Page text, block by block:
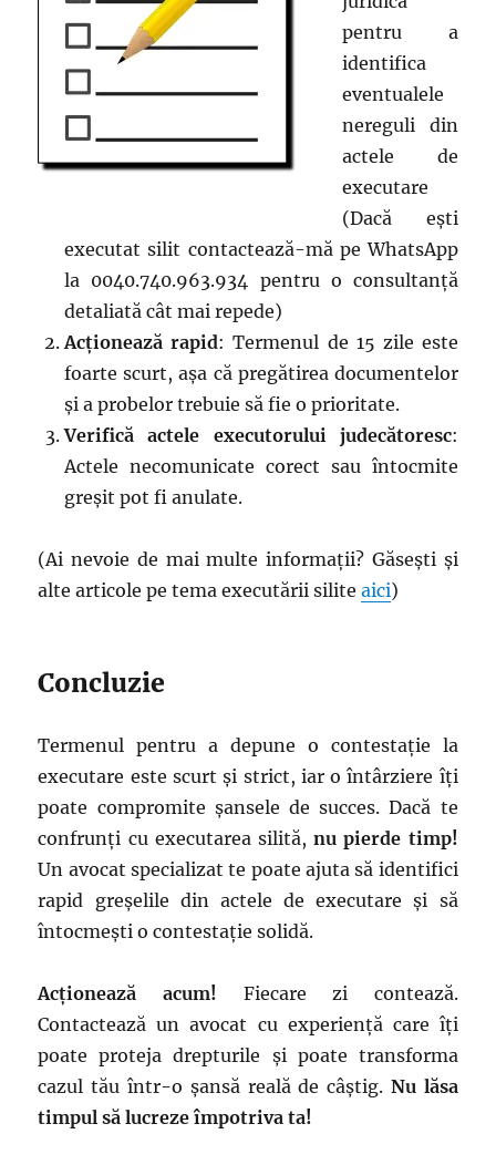
pentru a
identifica
eventualele
nereguli din
actele de
executare
(Dacă ești
executat silit contactează-mă pe WhatsApp
la 0040.740.963.934 pentru o consultanță
detaliată cât mai repede)
Acționează rapid: Termenul de 15 zile este
foarte scurt, așa că pregătirea documentelor
și a probelor trebuie să fie o prioritate.
Verifică actele executorului judecătoresc:
Actele necomunicate corect sau întocmite
greșit pot fi anulate.
(Ai nevoie de mai multe informații? Găsești și
alte articole pe tema executării siliteaici)
Concluzie
Termenul pentru a depune o contestație la
executare este scurt și strict, iar o întârziere îți
poate compromite șansele de succes. Dacă te
confrunți cu executarea silită,nu pierde timp!
Un avocat specializat te poate ajuta să identifici
rapid greșelile din actele de executare și să
întocmești o contestație solidă.
Acționează acum! Fiecare zi contează.
Contactează un avocat cu experiență care îți
poate proteja drepturile și poate transforma
cazul tău într-o șansă reală de câștig. Nu lăsa
timpul să lucreze împotriva ta!